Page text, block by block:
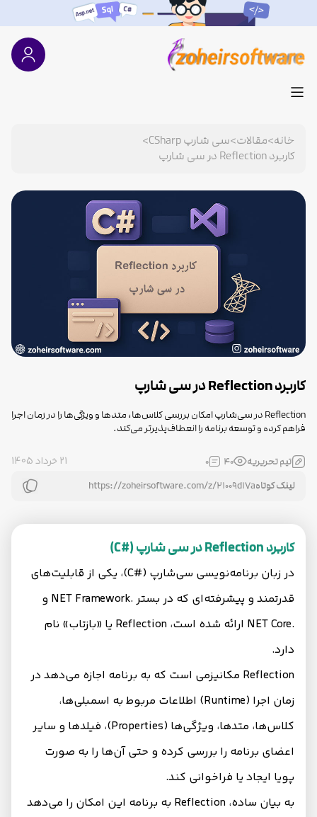
خانه>مقالات>سی شارپ CSharp
>
کاربرد Reflection در سی‌ شارپ
کاربرد Reflection در سی‌ شارپ
Reflection در سی‌شارپ امکان بررسی کلاس‌ها، متدها و ویژگی‌ها را در زمان اجرا
فراهم کرده و توسعه برنامه را انعطاف‌پذیرتر می‌کند.
تیم تحریریه 40
0 21 خرداد 1405
لینک کوتاه
کاربرد Reflection در سی‌ شارپ (#C)
در زبان برنامه‌نویسی سی‌شارپ (#C)، یکی از قابلیت‌های
قدرتمند و پیشرفته‌ای که در بستر .NET Framework و
.NET Core ارائه شده است، Reflection یا «بازتاب» نام
دارد.
Reflection مکانیزمی است که به برنامه اجازه می‌دهد در
زمان اجرا (Runtime) اطلاعات مربوط به اسمبلی‌ها،
کلاس‌ها، متدها، ویژگی‌ها (Properties)، فیلدها و سایر
اعضای برنامه را بررسی کرده و حتی آن‌ها را به صورت
پویا ایجاد یا فراخوانی کند.
به بیان ساده، Reflection به برنامه این امکان را می‌دهد